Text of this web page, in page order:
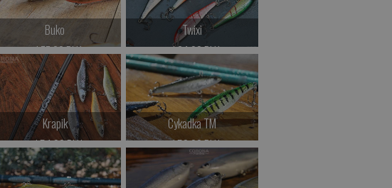
Buko
od 77.00 PLN
Kup teraz >
Twixi
od 64.00 PLN
Kup teraz >
Krapik
od 54.00 PLN
Kup teraz >
Cykadka TM
od 52.00 PLN
Kup teraz >